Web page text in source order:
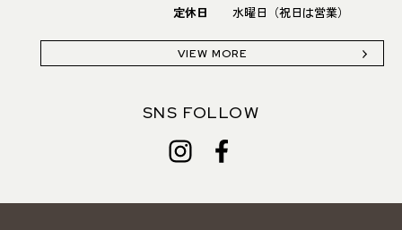
定休日
水曜日（祝日は営業）
VIEW MORE
SNS FOLLOW